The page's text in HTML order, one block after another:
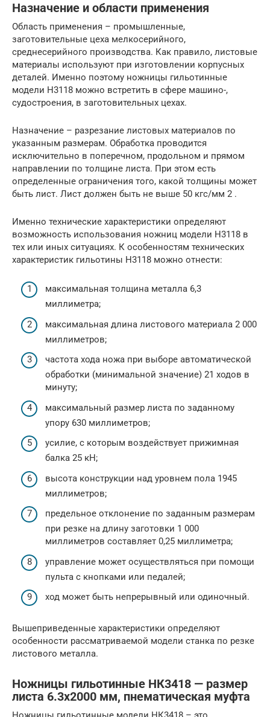
Назначение и области применения
Область применения – промышленные,
заготовительные цеха мелкосерийного,
среднесерийного производства. Как правило, листовые
материалы используют при изготовлении корпусных
деталей. Именно поэтому ножницы гильотинные
модели Н3118 можно встретить в сфере машино-,
судостроения, в заготовительных цехах.
Назначение – разрезание листовых материалов по
указанным размерам. Обработка проводится
исключительно в поперечном, продольном и прямом
направлении по толщине листа. При этом есть
определенные ограничения того, какой толщины может
быть лист. Лист должен быть не выше 50 кгс/мм 2 .
Именно технические характеристики определяют
возможность использования ножниц модели Н3118 в
тех или иных ситуациях. К особенностям технических
характеристик гильотины Н3118 можно отнести:
максимальная толщина металла 6,3
миллиметра;
максимальная длина листового материала 2 000
миллиметров;
частота хода ножа при выборе автоматической
обработки (минимальной значение) 21 ходов в
минуту;
максимальный размер листа по заданному
упору 630 миллиметров;
усилие, с которым воздействует прижимная
балка 25 кН;
высота конструкции над уровнем пола 1945
миллиметров;
предельное отклонение по заданным размерам
при резке на длину заготовки 1 000
миллиметров составляет 0,25 миллиметра;
управление может осуществляться при помощи
пульта с кнопками или педалей;
ход может быть непрерывный или одиночный.
Вышеприведенные характеристики определяют
особенности рассматриваемой модели станка по резке
листового металла.
Ножницы гильотинные НК3418 — размер
листа 6.3х2000 мм, пнематическая муфта